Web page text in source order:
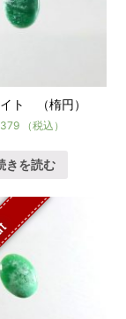
ト （楕円）
（税込）
きを読む